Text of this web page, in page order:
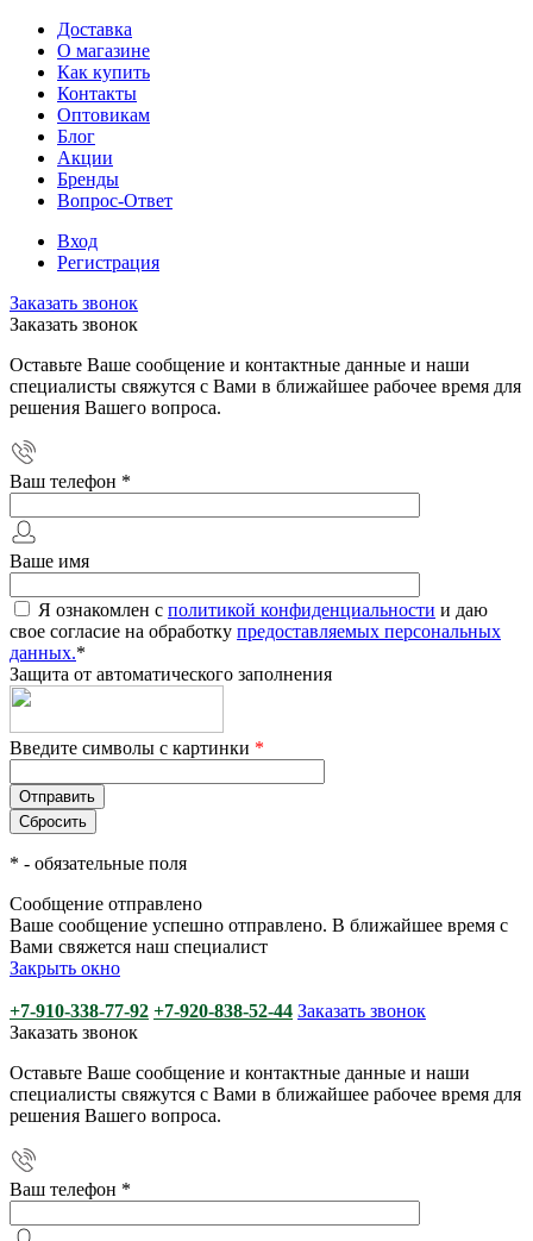
Доставка
О магазине
Как купить
Контакты
Оптовикам
Блог
Акции
Бренды
Вопрос-Ответ
Вход
Регистрация
Заказать звонок
Заказать звонок
Оставьте Ваше сообщение и контактные данные и наши
специалисты свяжутся с Вами в ближайшее рабочее время для
решения Вашего вопроса.
Ваш телефон *
Ваше имя
Я ознакомлен с политикой конфиденциальности и даю
свое согласие на обработку предоставляемых персональных
данных.*
Защита от автоматического заполнения
Введите символы с картинки *
* - обязательные поля
Сообщение отправлено
Ваше сообщение успешно отправлено. В ближайшее время с
Вами свяжется наш специалист
Закрыть окно
+7-910-338-77-92 +7-920-838-52-44 Заказать звонок
Заказать звонок
Оставьте Ваше сообщение и контактные данные и наши
специалисты свяжутся с Вами в ближайшее рабочее время для
решения Вашего вопроса.
Ваш телефон *